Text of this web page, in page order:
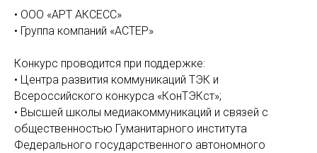
• ООО «АРТ АКСЕСС»
• Группа компаний «АСТЕР»
Конкурс проводится при поддержке:
• Центра развития коммуникаций ТЭК и
Всероссийского конкурса «КонТЭКст»;
• Высшей школы медиакоммуникаций и связей с
общественностью Гуманитарного института
Федерального государственного автономного